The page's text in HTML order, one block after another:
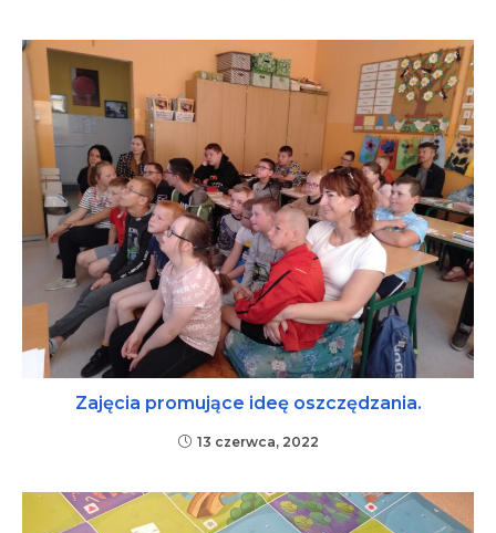
Zajęcia promujące ideę oszczędzania.
13 czerwca, 2022